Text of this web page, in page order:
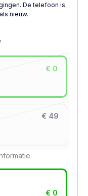
De telefoon is
nieuw.
€ 0
€ 49
€ 0